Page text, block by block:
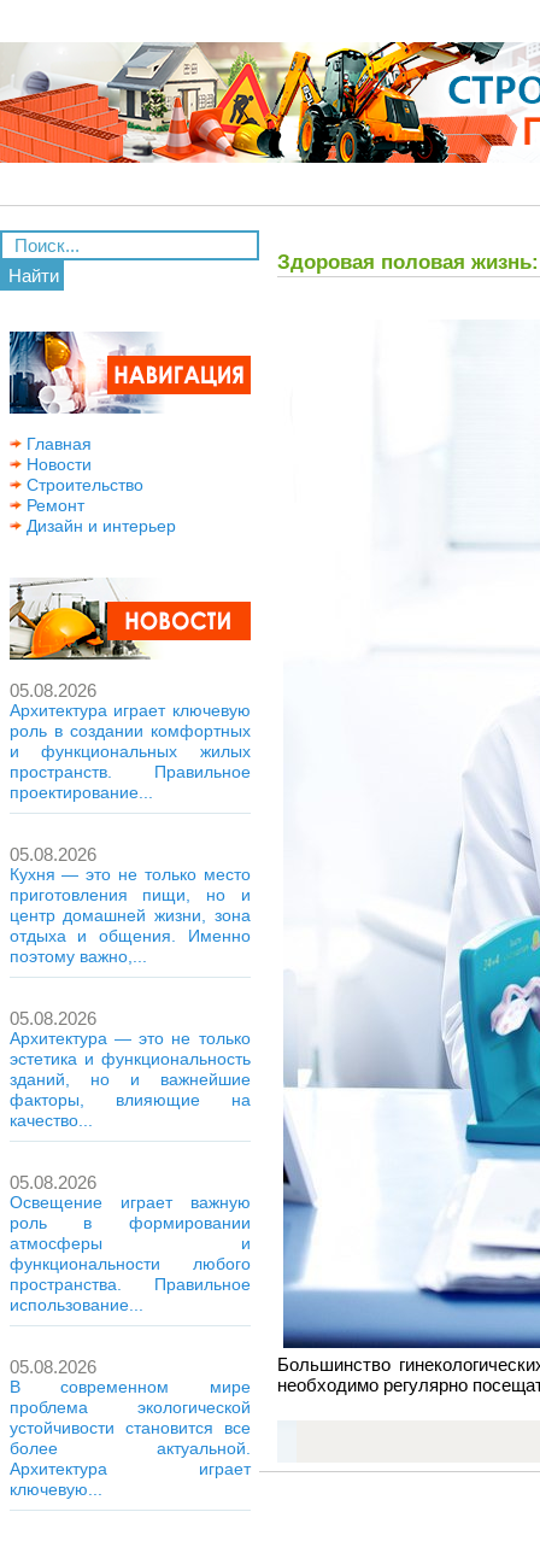
Найти
Главная
Новости
Строительство
Ремонт
Дизайн и интерьер
05.08.2026
Архитектура играет ключевую
роль в создании комфортных
и функциональных жилых
пространств. Правильное
проектирование...
05.08.2026
Кухня — это не только место
приготовления пищи, но и
центр домашней жизни, зона
отдыха и общения. Именно
поэтому важно,...
05.08.2026
Архитектура — это не только
эстетика и функциональность
зданий, но и важнейшие
факторы, влияющие на
качество...
05.08.2026
Освещение играет важную
роль в формировании
атмосферы и
функциональности любого
пространства. Правильное
использование...
05.08.2026
В современном мире
проблема экологической
устойчивости становится все
более актуальной.
Архитектура играет
ключевую...
Здоровая половая жизнь:
Большинство
необходимо регулярно